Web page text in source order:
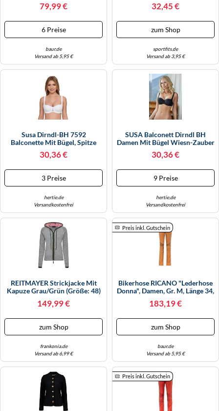
79,99 €
6 Preise
baur.de
Versand ab 5,95 €
32,45 €
zum Shop
sportfits.de
Versand ab 3,95 €
Susa Dirndl-BH 7592
Balconette Mit Bügel, Spitze
Weiß 75D
30,36 €
3 Preise
hertie.de
Versandkostenfrei
SUSA Balconett Dirndl BH
Damen Mit Bügel Wiesn-Zauber
, Balconette BH , Bügel BH Mit
Soft Cups , Damen-BHs Mit
30,36 €
9 Preise
hertie.de
Versandkostenfrei
REITMAYER Strickjacke Mit
Kapuze Grau/Grün (Größe: 48)
149,99 €
zum Shop
frankonia.de
Versand ab 6,99 €
Preis inkl. Gutschein
Bikerhose RICANO "Lederhose
Donna", Damen, Gr. M, Länge 34,
Ziegennappaleder GONA.,
M) Cognac
183,19 €
zum Shop
baur.de
Versand ab 5,95 €
Preis inkl. Gutschein